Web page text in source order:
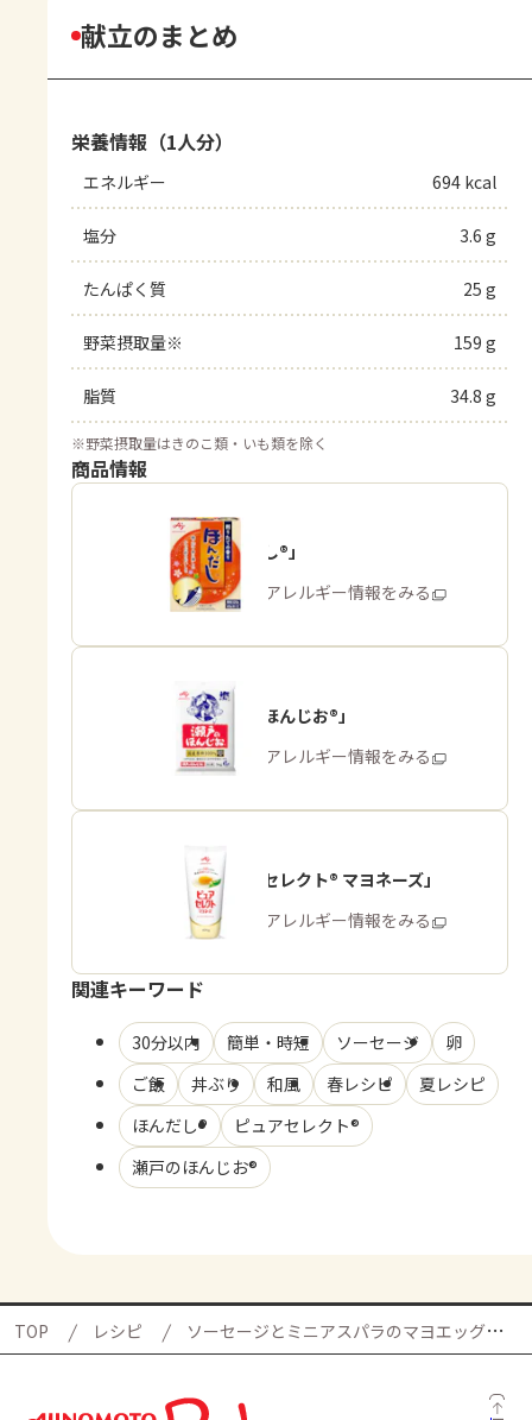
献立のまとめ
栄養情報（1人分）
エネルギー 694 kcal
塩分 3.6 g
たんぱく質 25 g
野菜摂取量※ 159 g
脂質 34.8 g
※野菜摂取量はきのこ類・いも類を除く
商品情報
「ほんだし®」
商品・アレルギー情報をみる
「瀬戸のほんじお®」
商品・アレルギー情報をみる
「ピュアセレクト® マヨネーズ」
商品・アレルギー情報をみる
関連キーワード
30分以内 簡単・時短 ソーセージ
卵
ご飯
丼ぶり 和風 春レシピ
夏レシピ
ほんだし®
ピュアセレクト®
瀬戸のほんじお®
TOP レシピ ソーセージとミニアスパラのマヨエッグ丼の献立